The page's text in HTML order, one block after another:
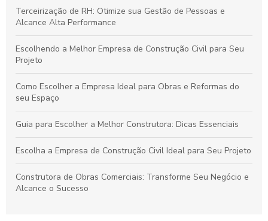
Terceirização de RH: Otimize sua Gestão de Pessoas e
Alcance Alta Performance
Escolhendo a Melhor Empresa de Construção Civil para Seu
Projeto
Como Escolher a Empresa Ideal para Obras e Reformas do
seu Espaço
Guia para Escolher a Melhor Construtora: Dicas Essenciais
Escolha a Empresa de Construção Civil Ideal para Seu Projeto
Construtora de Obras Comerciais: Transforme Seu Negócio e
Alcance o Sucesso